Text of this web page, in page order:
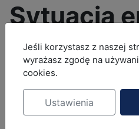
Sytuacja
dzień
Szczegóły
Autor:Jolanta Jagiełło
Kategoria:Aktualności
Jeśli korzystasz z naszej
wyrażasz zgodę na
cookies.
Ustawienia